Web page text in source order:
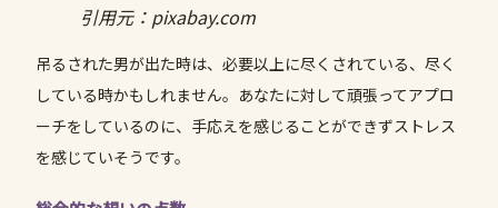
引用元：pixabay.com
吊るされた男が出た時は、必要以上に尽くされている、尽く
している時かもしれません。あなたに対して頑張ってアプロ
ーチをしているのに、手応えを感じることができずストレス
を感じていそうです。